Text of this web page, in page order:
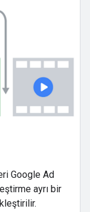
Google Ad
ayrı bir